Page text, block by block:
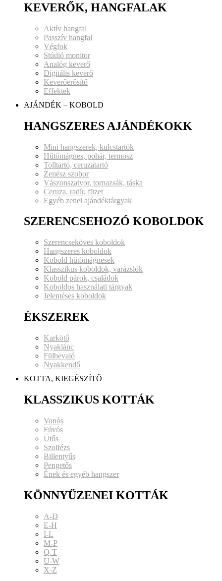
KEVERŐK, HANGFALAK
Aktív hangfal
Passzív hangfal
Végfok
Stúdió monitor
Analóg keverő
Digitális keverő
Keverőerősítő
Effektek
AJÁNDÉK – KOBOLD
HANGSZERES AJÁNDÉKOKK
Mini hangszerek, kulcstartók
Hűtőmágnes, pohár, termosz
Tolltartó, ceruzatartó
Zenész szobor
Vászonszatyor, tornazsák, táska
Ceruza, radír, füzet
Egyéb zenei ajándéktárgyak
SZERENCSEHOZÓ KOBOLDOK
Szerencseköves koboldok
Hangszeres koboldok
Kobold hűtőmágnesek
Klasszikus koboldok, varázslók
Kobold párok, családok
Koboldos használati tárgyak
Jelentéses koboldok
ÉKSZEREK
Karkötő
Nyaklánc
Fülbevaló
Nyakkendő
KOTTA, KIEGÉSZÍTŐ
KLASSZIKUS KOTTÁK
Vonós
Fúvós
Ütős
Szolfézs
Billentyűs
Pengetős
Ének és egyéb hangszer
KÖNNYŰZENEI KOTTÁK
A-D
E-H
I-L
M-P
Q-T
U-W
X-Z